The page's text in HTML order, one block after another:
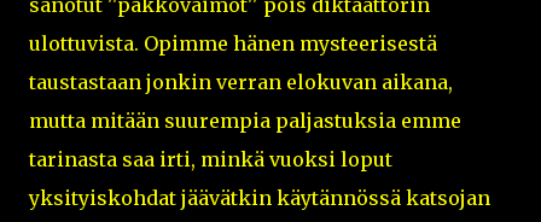
ulottuvista. Opimme hänen mysteerisestä
taustastaan jonkin verran elokuvan aikana,
mutta mitään suurempia paljastuksia emme
tarinasta saa irti, minkä vuoksi loput
yksityiskohdat jäävätkin käytännössä katsojan